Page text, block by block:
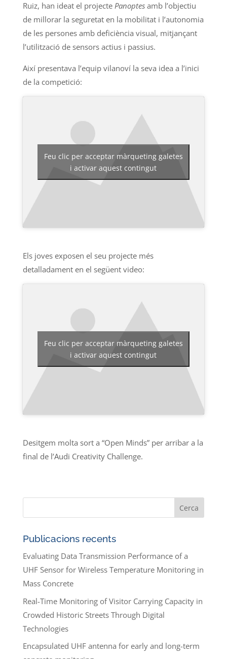
Ruiz, han ideat el projecte Panoptesamb l’objectiu
de millorar la seguretat en la mobilitat i l’autonomia
de les persones amb deficiència visual, mitjançant
l’utilització de sensors actius i passius.
Així presentava l’equip vilanoví la seva idea a l’inici
de la competició:
Feu clic per acceptar màrqueting galetes
i activar aquest contingut
Els joves exposen el seu projecte més
detalladament en el següent video:
Feu clic per acceptar màrqueting galetes
i activar aquest contingut
Desitgem molta sort a “Open Minds” per arribar a la
final de l’Audi Creativity Challenge.
Publicacions recents
Evaluating Data Transmission Performance of a
UHF Sensor for Wireless Temperature Monitoring in
Mass Concrete
Real-Time Monitoring of Visitor Carrying Capacity in
Crowded Historic Streets Through Digital
Technologies
Encapsulated UHF antenna for early and long-term